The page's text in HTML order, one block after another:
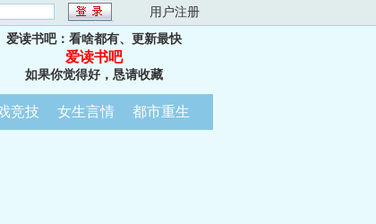
用户注册
爱读书吧：看啥都有、更新最快
爱读书吧
如果你觉得好，恳请收藏
竞技 女生言情 都市重生